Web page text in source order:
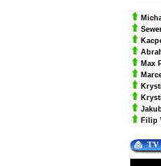
Max
Filip
TV